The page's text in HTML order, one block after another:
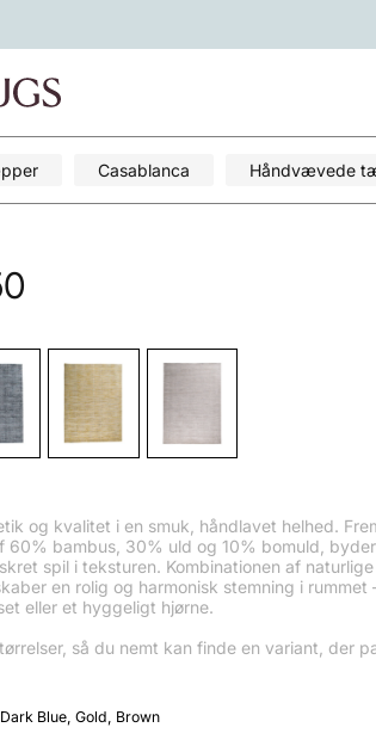
Casablanca Håndvævede
og kvalitet i en smuk, håndlavet helhed.
60% bambus, 30% uld og 10% bomuld,
spil i teksturen. Kombinationen af
en rolig og harmonisk stemning i rummet
eller et hyggeligt hjørne.
så du nemt kan finde en variant, der
Blue, Gold, Brown